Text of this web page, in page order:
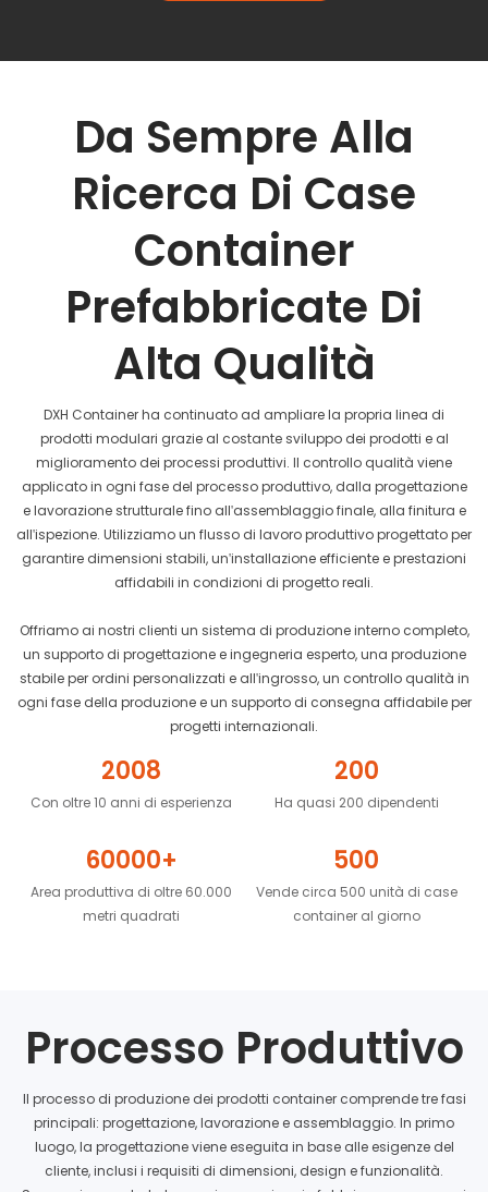
Da Sempre Alla
Ricerca Di Case
Container
Prefabbricate Di
Alta Qualità
DXH Container ha continuato ad ampliare la propria linea di
prodotti modulari grazie al costante sviluppo dei prodotti e al
miglioramento dei processi produttivi. Il controllo qualità viene
applicato in ogni fase del processo produttivo, dalla progettazione
e lavorazione strutturale fino all'assemblaggio finale, alla finitura e
all'ispezione. Utilizziamo un flusso di lavoro produttivo progettato per
garantire dimensioni stabili, un'installazione efficiente e prestazioni
affidabili in condizioni di progetto reali.
Offriamo ai nostri clienti un sistema di produzione interno completo,
un supporto di progettazione e ingegneria esperto, una produzione
stabile per ordini personalizzati e all'ingrosso, un controllo qualità in
ogni fase della produzione e un supporto di consegna affidabile per
progetti internazionali.
2008
Con oltre 10 anni di esperienza
200
Ha quasi 200 dipendenti
60000+
Area produttiva di oltre 60.000
metri quadrati
500
Vende circa 500 unità di case
container al giorno
Processo Produttivo
Il processo di produzione dei prodotti container comprende tre fasi
principali: progettazione, lavorazione e assemblaggio. In primo
luogo, la progettazione viene eseguita in base alle esigenze del
cliente, inclusi i requisiti di dimensioni, design e funzionalità.